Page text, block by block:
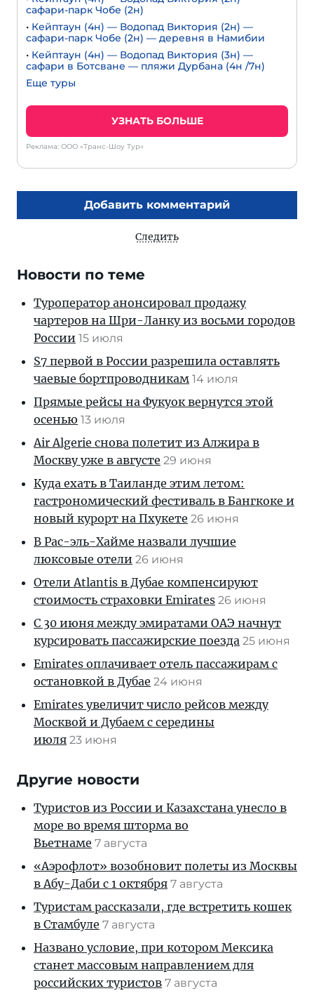
сафари-парк Чобе (2н)
• Кейптаун (4н) — Водопад Виктория (2н) —
сафари-парк Чобе (2н) — деревня в Намибии
• Кейптаун (4н) — Водопад Виктория (3н) —
сафари в Ботсване — пляжи Дурбана (4н /7н)
Еще туры
УЗНАТЬ БОЛЬШЕ
Реклама: ООО «Транс-Шоу Тур»
Добавить комментарий
Следить
Новости по теме
Туроператор анонсировал продажу
чартеров на Шри-Ланку из восьми городов
России 15 июля
S7 первой в России разрешила оставлять
чаевые бортпроводникам 14 июля
Прямые рейсы на Фукуок вернутся этой
осенью 13 июля
Air Algerie снова полетит из Алжира в
Москву уже в августе 29 июня
Куда ехать в Таиланде этим летом:
гастрономический фестиваль в Бангкоке и
новый курорт на Пхукете 26 июня
В Рас-эль-Хайме назвали лучшие
люксовые отели 26 июня
Отели Atlantis в Дубае компенсируют
стоимость страховки Emirates 26 июня
С 30 июня между эмиратами ОАЭ начнут
курсировать пассажирские поезда 25 июня
Emirates оплачивает отель пассажирам с
остановкой в Дубае 24 июня
Emirates увеличит число рейсов между
Москвой и Дубаем с середины
июля 23 июня
Другие новости
Туристов из России и Казахстана унесло в
море во время шторма во
Вьетнаме 7 августа
«Аэрофлот» возобновит полеты из Москвы
в Абу-Даби с 1 октября 7 августа
Туристам рассказали, где встретить кошек
в Стамбуле 7 августа
Названо условие, при котором Мексика
станет массовым направлением для
российских туристов 7 августа